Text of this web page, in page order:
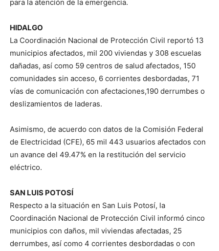
para la atención de la emergencia.
HIDALGO
La Coordinación Nacional de Protección Civil reportó 13
municipios afectados, mil 200 viviendas y 308 escuelas
dañadas, así como 59 centros de salud afectados, 150
comunidades sin acceso, 6 corrientes desbordadas, 71
vías de comunicación con afectaciones,190 derrumbes o
deslizamientos de laderas.
Asimismo, de acuerdo con datos de la Comisión Federal
de Electricidad (CFE), 65 mil 443 usuarios afectados con
un avance del 49.47% en la restitución del servicio
eléctrico.
SAN LUIS POTOSÍ
Respecto a la situación en San Luis Potosí, la
Coordinación Nacional de Protección Civil informó cinco
municipios con daños, mil viviendas afectadas, 25
derrumbes, así como 4 corrientes desbordadas o con